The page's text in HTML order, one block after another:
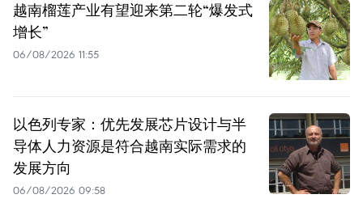
越南榴莲产业有望迎来第二轮“爆发式
增长”
06/08/2026 11:55
以色列专家：优先发展芯片设计与半
导体人力资源是符合越南实际需求的
发展方向
06/08/2026 09:58